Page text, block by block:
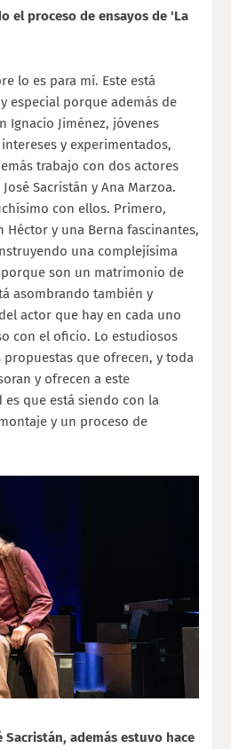
el proceso de ensayos de 'La
lo es para mí. Este está
especial porque además de
Ignacio Jiménez, jóvenes
y experimentados,
trabajo con dos actores
Sacristán y Ana Marzoa.
con ellos. Primero,
Héctor y una Berna fascinantes,
una complejísima
son un matrimonio de
asombrando también y
actor que hay en cada uno
con el oficio. Lo estudiosos
propuestas que ofrecen, y toda
y ofrecen a este
es que está siendo con la
y un proceso de
Sacristán, además estuvo hace